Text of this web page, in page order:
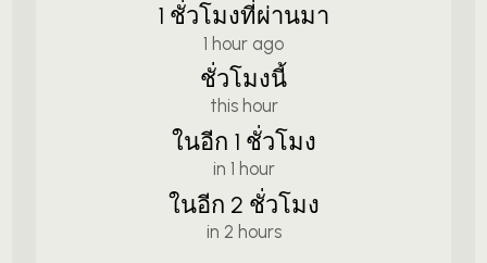
1 ชั่วโมงที่ผ่านมา
1 hour ago
ชั่วโมงนี้
this hour
ในอีก 1 ชั่วโมง
in 1 hour
ในอีก 2 ชั่วโมง
in 2 hours